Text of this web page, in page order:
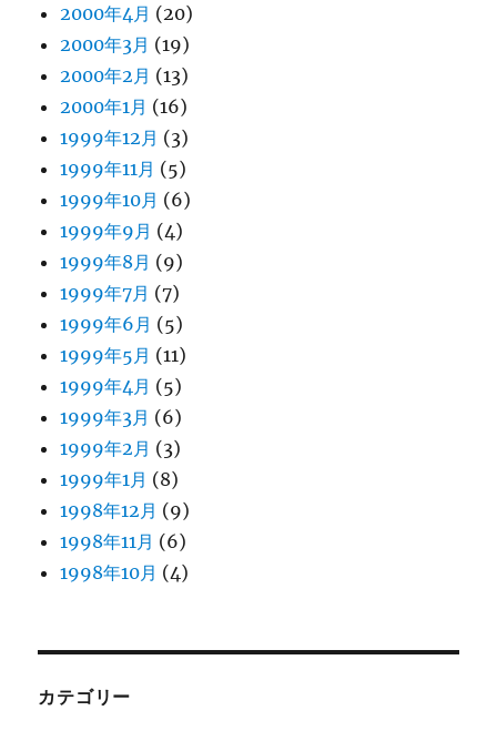
2000年4月 (20)
2000年3月 (19)
2000年2月 (13)
2000年1月 (16)
1999年12月 (3)
1999年11月 (5)
1999年10月 (6)
1999年9月 (4)
1999年8月 (9)
1999年7月 (7)
1999年6月 (5)
1999年5月 (11)
1999年4月 (5)
1999年3月 (6)
1999年2月 (3)
1999年1月 (8)
1998年12月 (9)
1998年11月 (6)
1998年10月 (4)
カテゴリー